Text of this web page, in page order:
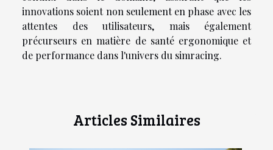
innovations soient non seulement en phase avec les
attentes des utilisateurs, mais également
précurseurs en matière de santé ergonomique et
de performance dans l'univers du simracing.
Articles Similaires